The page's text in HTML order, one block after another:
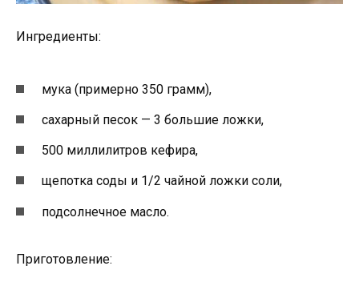
Ингредиенты:
мука (примерно 350 грамм),
сахарный песок — 3 большие ложки,
500 миллилитров кефира,
щепотка соды и 1/2 чайной ложки соли,
подсолнечное масло.
Приготовление: